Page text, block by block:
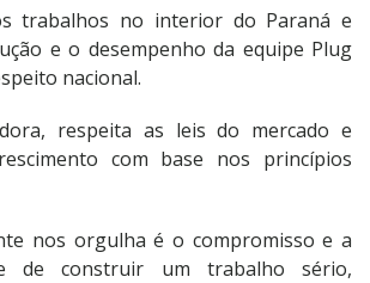
trabalhos no interior do Paraná e
e o desempenho da equipe Plug
nacional.
respeita as leis do mercado e
com base nos princípios
nos orgulha é o compromisso e a
de construir um trabalho sério,